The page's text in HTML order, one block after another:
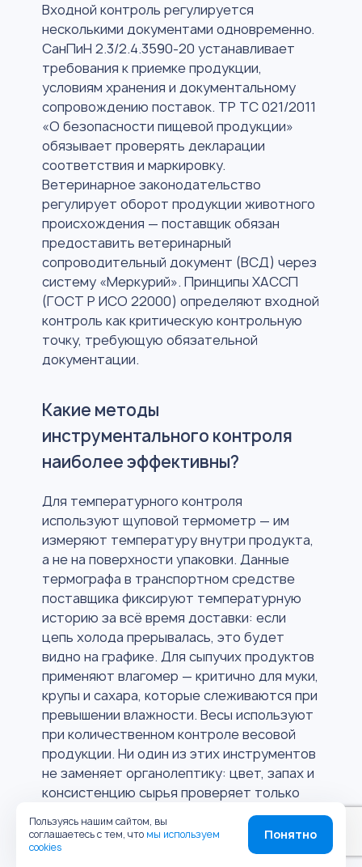
Входной контроль регулируется
несколькими документами одновременно.
СанПиН 2.3/2.4.3590-20 устанавливает
требования к приемке продукции,
условиям хранения и документальному
сопровождению поставок. ТР ТС 021/2011
«О безопасности пищевой продукции»
обязывает проверять декларации
соответствия и маркировку.
Ветеринарное законодательство
регулирует оборот продукции животного
происхождения — поставщик обязан
предоставить ветеринарный
сопроводительный документ (ВСД) через
систему «Меркурий». Принципы ХАССП
(ГОСТ Р ИСО 22000) определяют входной
контроль как критическую контрольную
точку, требующую обязательной
документации.
Какие методы
инструментального контроля
наиболее эффективны?
Для температурного контроля
используют щуповой термометр — им
измеряют температуру внутри продукта,
а не на поверхности упаковки. Данные
термографа в транспортном средстве
поставщика фиксируют температурную
историю за всё время доставки: если
цепь холода прерывалась, это будет
видно на графике. Для сыпучих продуктов
применяют влагомер — критично для муки,
крупы и сахара, которые слеживаются при
превышении влажности. Весы используют
при количественном контроле весовой
продукции. Ни один из этих инструментов
не заменяет органолептику: цвет, запах и
консистенцию сырья проверяет только
Пользуясь нашим сайтом, вы
соглашаетесь с тем, что мы используем
cookies
Понятно